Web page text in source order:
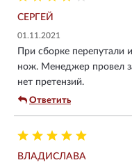
СЕРГЕЙ
01.11.2021
При сборке
нож. Менеджер провел
нет претензий.
Ответить
ВЛАДИСЛАВА